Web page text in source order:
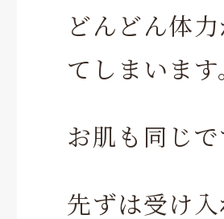
どんどん体
てしまいます
お肌も同じで
先ずは受け